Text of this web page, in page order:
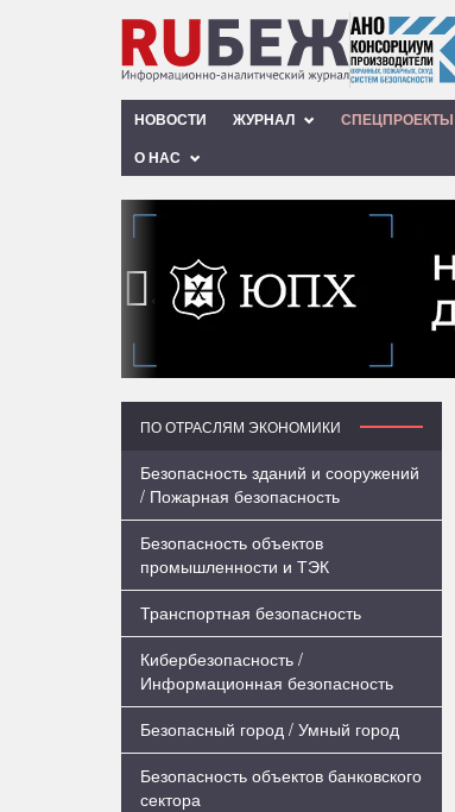
НОВОСТИ ЖУРНАЛ СПЕЦПРОЕКТЫ
О НАС
‹
ПО ОТРАСЛЯМ ЭКОНОМИКИ
Безопасность зданий и сооружений
/ Пожарная безопасность
Безопасность объектов
промышленности и ТЭК
Транспортная безопасность
Кибербезопасность /
Информационная безопасность
Безопасный город / Умный город
Безопасность объектов банковского
сектора